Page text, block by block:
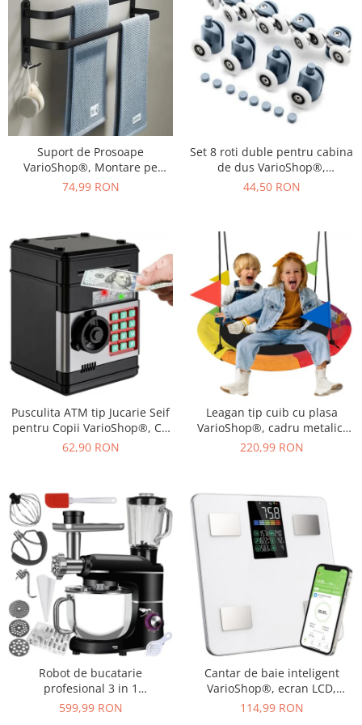
Umerase pentru haine si suporturi
Curatenie, Organizare si
Depozitare
Decoratiuni si petreceri
Accesorii decorative
Ceasuri decorative
Crăciun 2025
Suport de Prosoape
VarioShop®, Montare pe
Perete, Level 2.0, Accesorii
Negru
74,99 RON
Set 8 roti duble pentru cabina
de dus VarioShop®,
universale, rulmenti tip easy
44,50 RON
Pusculita ATM tip Jucarie Seif
pentru Copii VarioShop®, Cu
lumina si Sunet, Deschidere
62,90 RON
Leagan tip cuib cu plasa
VarioShop®, cadru metalic,
rezistent la conditiile
220,99 RON
Robot de bucatarie
profesional 3 in 1
VarioShop®, 2200W, blender,
599,99 RON
Cantar de baie inteligent
VarioShop®, ecran LCD,
aplicatie Feelfit, greutate pana
114,99 RON